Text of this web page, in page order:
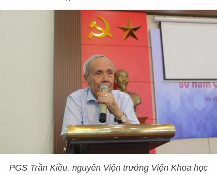
PGS Trần Kiều, nguyên Viện trưởng Viện Khoa học